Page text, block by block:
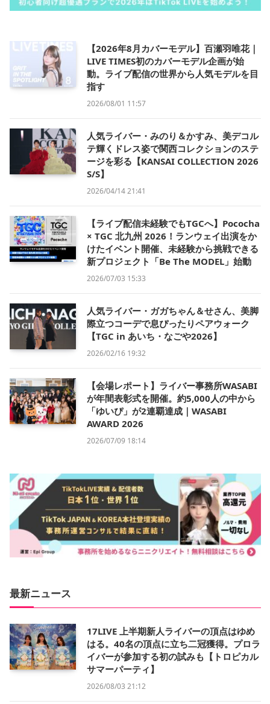
【2026年8月カバーモデル】百瀬羽唯花｜
LIVE TIMES初のカバーモデル企画が始
動。ライブ配信の世界から人気モデルを目
指す
2026/08/01 11:57
人気ライバー・みのり＆かすみ、美デコル
テ輝くドレス姿で関西コレクションのステ
ージを彩る【KANSAI COLLECTION 2026
S/S】
2026/04/14 21:41
【ライブ配信未経験でもTGCへ】Pococha
× TGC 北九州 2026！ランウェイ出演をか
けたイベント開催、未経験から挑戦できる
新プロジェクト「Be The MODEL」始動
2026/07/03 15:33
人気ライバー・ガガちゃん＆せさん、美脚
際立つコーデで息ぴったりペアウォーク
【TGC in あいち・なごや2026】
2026/02/16 19:32
【会場レポート】ライバー事務所WASABI
が年間表彰式を開催。約5,000人の中から
「ゆいぴ」が2連覇達成｜WASABI
AWARD 2026
2026/07/09 18:14
最新ニュース
17LIVE 上半期新人ライバーの頂点はゆめ
はる。40名の頂点に立ち二冠獲得。プロラ
イバーが参加する初の試みも【トロピカル
サマーパーティ】
2026/08/03 21:12